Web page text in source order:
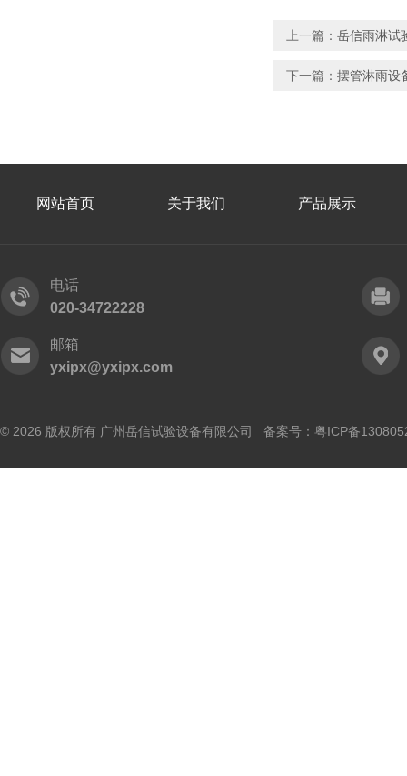
上一篇： 岳信雨淋试
下一篇： 摆管淋雨设
网站首页 关于我们 产品展示
电话
020-34722228
邮箱
yxipx@yxipx.com
© 2026 版权所有 广州岳信试验设备有限公司 备案号： 粤ICP备